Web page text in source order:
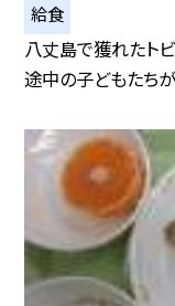
給食
八丈島で獲れたト
途中の子どもたち